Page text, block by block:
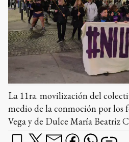
La 11ra. movilización del
medio de la conmoción por los
Vega y de Dulce María Beatriz